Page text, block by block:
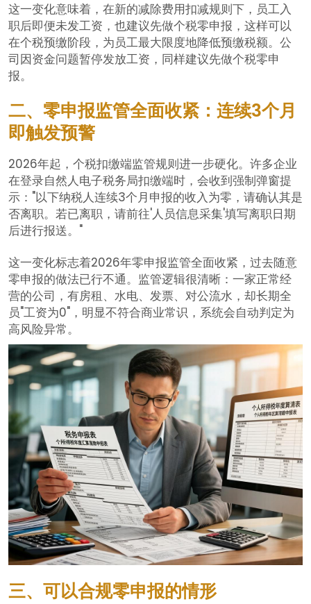
这一变化意味着，在新的减除费用扣减规则下，员工入
职后即便未发工资，也建议先做个税零申报，这样可以
在个税预缴阶段，为员工最大限度地降低预缴税额。公
司因资金问题暂停发放工资，同样建议先做个税零申
报。
二、零申报监管全面收紧：连续3个月
即触发预警
2026年起，个税扣缴端监管规则进一步硬化。许多企业
在登录自然人电子税务局扣缴端时，会收到强制弹窗提
示："以下纳税人连续3个月申报的收入为零，请确认其是
否离职。若已离职，请前往'人员信息采集'填写离职日期
后进行报送。"
这一变化标志着2026年零申报监管全面收紧，过去随意
零申报的做法已行不通。监管逻辑很清晰：一家正常经
营的公司，有房租、水电、发票、对公流水，却长期全
员"工资为0"，明显不符合商业常识，系统会自动判定为
高风险异常。
三、可以合规零申报的情形